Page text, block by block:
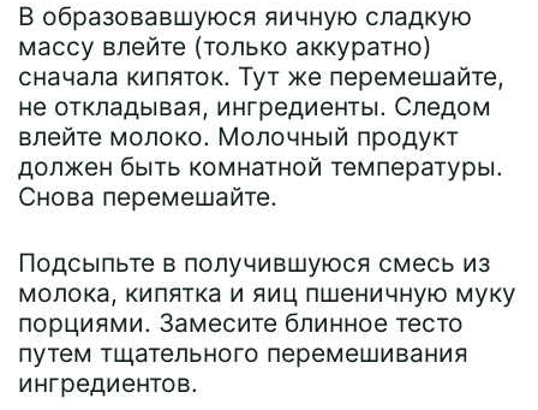
В образовавшуюся яичную сладкую
массу влейте (только аккуратно)
сначала кипяток. Тут же перемешайте,
не откладывая, ингредиенты. Следом
влейте молоко. Молочный продукт
должен быть комнатной температуры.
Снова перемешайте.
Подсыпьте в получившуюся смесь из
молока, кипятка и яиц пшеничную муку
порциями. Замесите блинное тесто
путем тщательного перемешивания
ингредиентов.